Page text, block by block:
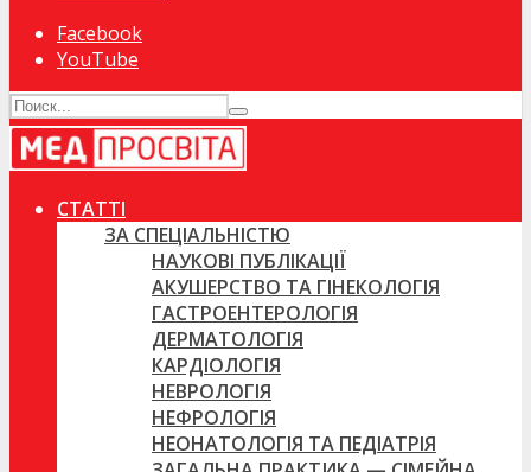
Facebook
YouTube
СТАТТІ
ЗА СПЕЦІАЛЬНІСТЮ
НАУКОВІ ПУБЛІКАЦІЇ
АКУШЕРСТВО ТА ГІНЕКОЛОГІЯ
ГАСТРОЕНТЕРОЛОГІЯ
ДЕРМАТОЛОГІЯ
КАРДІОЛОГІЯ
НЕВРОЛОГІЯ
НЕФРОЛОГІЯ
НЕОНАТОЛОГІЯ ТА ПЕДІАТРІЯ